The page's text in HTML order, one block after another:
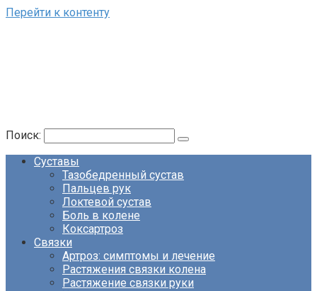
Перейти к контенту
Поиск:
Суставы
Тазобедренный сустав
Пальцев рук
Локтевой сустав
Боль в колене
Коксартроз
Связки
Артроз: симптомы и лечение
Растяжения связки колена
Растяжение связки руки